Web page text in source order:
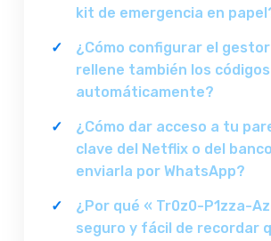
kit de emergencia en
¿Cómo configurar el
rellene también los códigos
automáticamente?
¿Cómo dar acceso a tu
clave del Netflix o del
enviarla por WhatsApp?
¿Por qué « Tr0z0-P1zza-
seguro y fácil de recordar